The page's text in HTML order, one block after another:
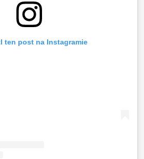
ten post na Instagramie